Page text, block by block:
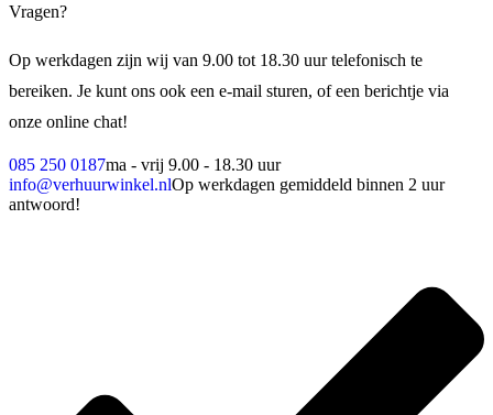
Vragen?
Op werkdagen zijn wij van 9.00 tot 18.30 uur telefonisch te
bereiken. Je kunt ons ook een e-mail sturen, of een berichtje via
onze online chat!
085 250 0187ma - vrij 9.00 - 18.30 uur
info@verhuurwinkel.nlOp werkdagen gemiddeld binnen 2 uur
antwoord!